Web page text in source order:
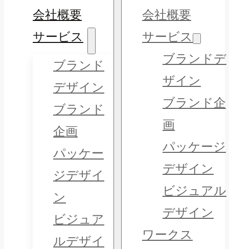
会社概要
サービス
ブランド
デザイン
ブランド
企画
パッケー
ジデザイ
ン
ビジュア
ルデザイ
会社概要
サービス
ブランドデ
ザイン
ブランド企
画
パッケージ
デザイン
ビジュアル
デザイン
ワークス